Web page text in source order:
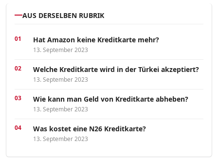
AUS DERSELBEN RUBRIK
Hat Amazon keine Kreditkarte mehr?
13. September 2023
Welche Kreditkarte wird in der Türkei akzeptiert?
13. September 2023
Wie kann man Geld von Kreditkarte abheben?
13. September 2023
Was kostet eine N26 Kreditkarte?
13. September 2023